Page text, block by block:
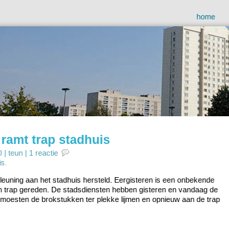
home
trap stadhuis
| teun | 1 reactie
aan het stadhuis hersteld. Eergisteren is een onbekende
trap gereden. De stadsdiensten hebben gisteren en vandaag de
de brokstukken ter plekke lijmen en opnieuw aan de trap